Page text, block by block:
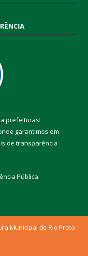
prefeituras!
garantimos em
de transparência
Pública
Municipal de Rio Preto